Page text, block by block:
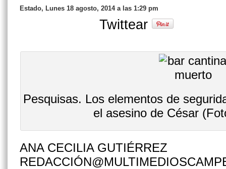
Estado, Lunes 18 agosto, 2014 a las 1:29 pm
Twittear
Pesquisas. Los elementos de
el asesino de César
ANA CECILIA GUTIÉRREZ